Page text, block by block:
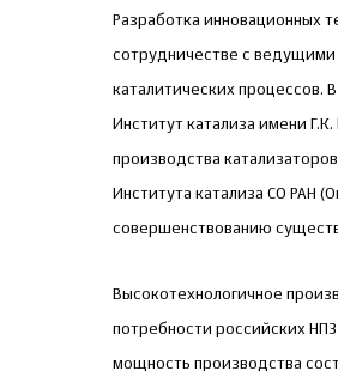
Разработка инновационных
сотрудничестве с ведущими
каталитических процессов.
Институт катализа имени
производства
Института катализа СО РАН
совершенствованию
Высокотехнологичное
потребности российских
мощность производства